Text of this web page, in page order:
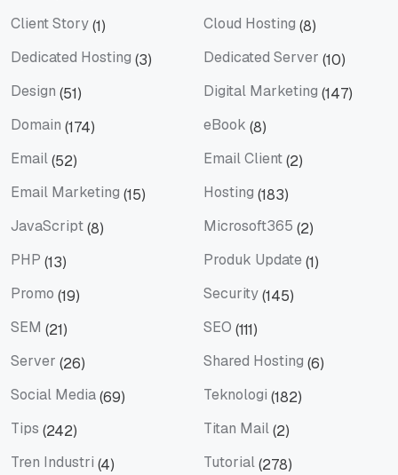
Client Story(1) Cloud Hosting (8)
Dedicated Hosting (3) Dedicated Server (10)
Design (51) Digital Marketing (147)
Domain (174) eBook (8)
Email(52) Email Client(2)
Email Marketing (15) Hosting (183)
JavaScript(8) Microsoft365 (2)
PHP (13) Produk Update (1)
Promo (19) Security(145)
SEM (21) SEO (111)
Server (26) Shared Hosting (6)
Social Media(69) Teknologi (182)
Tips (242) Titan Mail(2)
Tren Industri (4) Tutorial(278)